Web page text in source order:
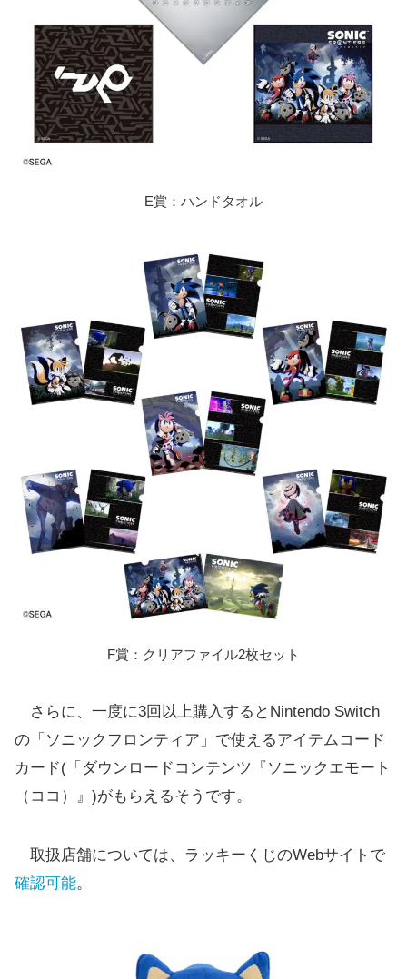
E賞：ハンドタオル
F賞：クリアファイル2枚セット
さらに、一度に3回以上購入するとNintendo Switch
の「ソニックフロンティア」で使えるアイテムコード
カード(「ダウンロードコンテンツ『ソニックエモート
（ココ）』)がもらえるそうです。
取扱店舗については、ラッキーくじのWebサイトで
確認可能。